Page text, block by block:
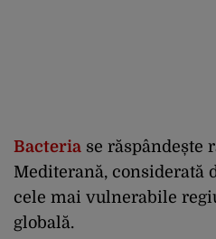
Bacteria se răspândește
Mediterană, considerată
cele mai vulnerabile
globală.